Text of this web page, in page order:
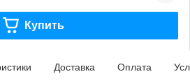
Купить
Доставка Оплата